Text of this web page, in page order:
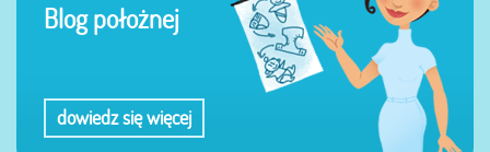
Blog położnej
dowiedz się więcej